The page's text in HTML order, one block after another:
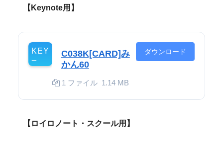
【Keynote用】
C038K[CARD]み
かん60
1 ファイル 1.14 MB
ダウンロード
【ロイロノート・スクール用】